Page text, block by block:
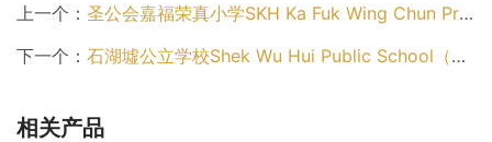
上一个： 圣公会嘉福荣真小学SKH Ka Fuk Wing Chun Primary School（北区小学）
下一个： 石湖墟公立学校Shek Wu Hui Public School（北区小学）
相关产品